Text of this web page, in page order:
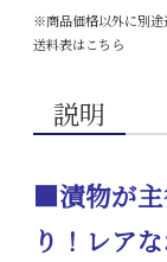
※商品価格以外に別途
送料表はこちら
説明
■漬物が主
り！レア